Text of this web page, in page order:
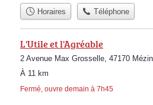
Horaires Téléphone
L'Utile et l'Agréable
2 Avenue Max Grosselle, 47170 Mézin
À 11 km
Fermé, ouvre demain à 7h45